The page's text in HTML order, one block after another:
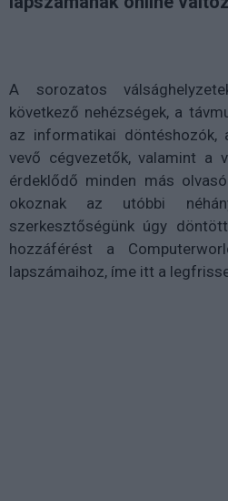
A sorozatos
következő nehézségek, a
az informatikai döntéshozók,
vevő cégvezetők, valamint a
érdeklődő minden más
okoznak az utóbbi
szerkesztőségünk úgy
hozzáférést a
lapszámaihoz, íme itt a